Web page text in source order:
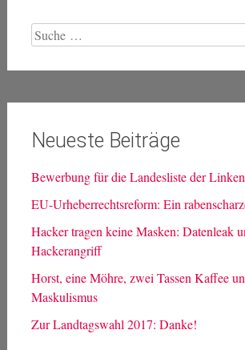
Suche
nach:
Neueste Beiträge
Bewerbung für die Landesliste der
EU-Urheberrechtsreform: Ein
Hacker tragen keine Masken: Datenleak
Hackerangriff
Horst, eine Möhre, zwei Tassen Kaffee
Maskulismus
Zur Landtagswahl 2017: Danke!